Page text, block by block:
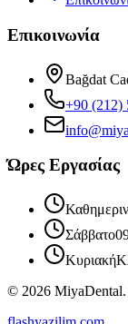
Επικοινωνία
Bağdat
+90 (212)
info@
Ώρες Εργασίας
Σάββατο
Κυριακή
© 2026 MiyaDental.